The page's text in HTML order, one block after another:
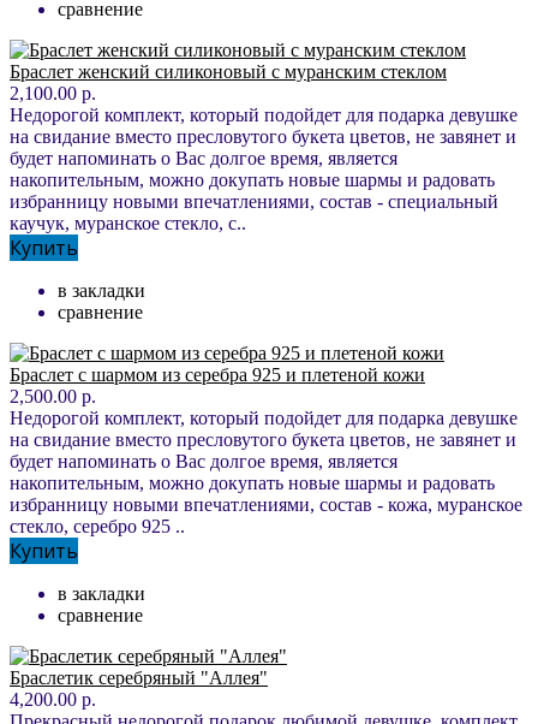
сравнение
Браслет женский силиконовый с муранским стеклом
2,100.00 р.
Недорогой комплект, который подойдет для подарка девушке
на свидание вместо пресловутого букета цветов, не завянет и
будет напоминать о Вас долгое время, является
накопительным, можно докупать новые шармы и радовать
избранницу новыми впечатлениями, состав - специальный
каучук, муранское стекло, с..
Купить
в закладки
сравнение
Браслет с шармом из серебра 925 и плетеной кожи
2,500.00 р.
Недорогой комплект, который подойдет для подарка девушке
на свидание вместо пресловутого букета цветов, не завянет и
будет напоминать о Вас долгое время, является
накопительным, можно докупать новые шармы и радовать
избранницу новыми впечатлениями, состав - кожа, муранское
стекло, серебро 925 ..
Купить
в закладки
сравнение
Браслетик серебряный "Аллея"
4,200.00 р.